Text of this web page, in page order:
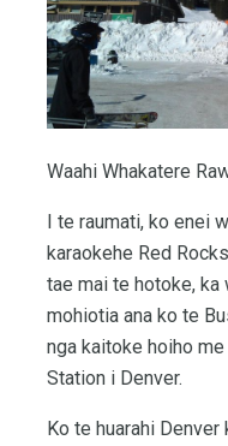
Waahi Whakatere
I te raumati, ko enei
karaokehe Red
tae mai te hotoke, ka
mohiotia ana ko te
nga kaitoke hoiho
Station i Denver.
Ko te huarahi